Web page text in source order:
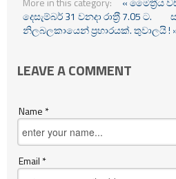
දෙසැම්බර් 31 වනදා රාත‍්‍රී 7.05 ට.
නිලබලකායෙන් ප්‍රහාරයක්. තුවාලයි !
LEAVE A COMMENT
Name *
Email *